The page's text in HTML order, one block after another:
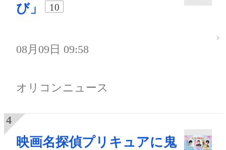
び」
10
08月09日 09:58
オリコンニュース
映画名探偵プリキュアに鬼